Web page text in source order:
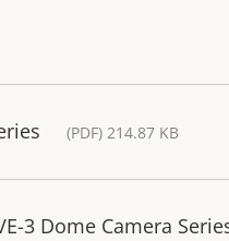
(PDF) 214.87 KB
3 Dome Camera